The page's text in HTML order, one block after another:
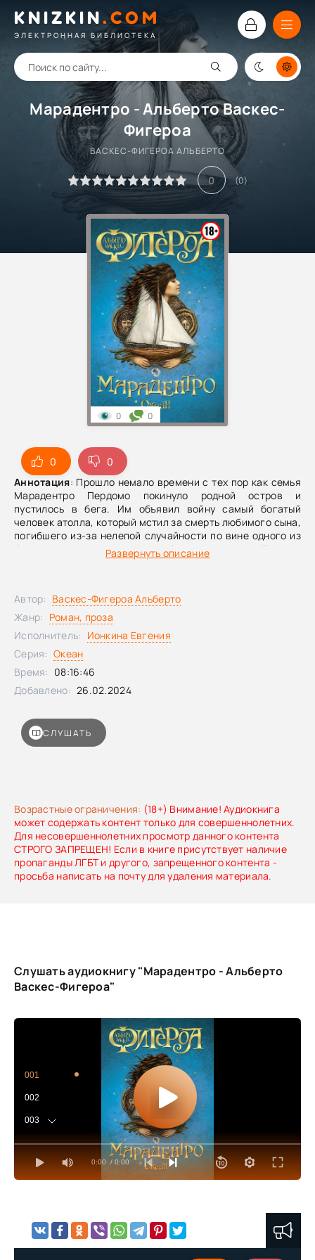
KNIZKIN.COM
ЭЛЕКТРОННАЯ БИБЛИОТЕКА
Марадентро - Альберто Васкес-
Фигероа
ВАСКЕС-ФИГЕРОА АЛЬБЕРТО
0 (0)
0
0
Аннотация: Прошло немало времени с тех пор как семья
Марадентро Пердомо покинуло родной остров и
пустилось в бега. Им объявил войну самый богатый
человек атолла, который мстил за смерть любимого сына,
погибшего из-за нелепой случайности по вине одного из
братьев, заступившихся за любимую сестренку. Попав в
Венесуэлу, где вокруг потомственных рыбаков только
вернуться в родные края. И Айза, младшая дочь наконец
понимает, что дар опрометчиво считавшийся благом –
зло, девушка ищет пути избавиться от губительного
таланта.
Развернуть описание
Возрастные ограничения: (18+) Внимание! Аудиокнига
может содержать контент только для совершеннолетних.
Для несовершеннолетних просмотр данного контента
СТРОГО ЗАПРЕЩЕН! Если в книге присутствует наличие
пропаганды ЛГБТ и другого, запрещенного контента -
просьба написать на почту для удаления материала.
0 0
СЛУШАТЬ
Автор: Васкес-Фигероа Альберто
Жанр: Роман, проза
Исполнитель: Ионкина Евгения
Серия: Океан
Время: 08:16:46
Добавлено: 26.02.2024
Слушать аудиокнигу "Марадентро - Альберто
Васкес-Фигероа"
0:00 / 0:00
001
002
003
004
005
008